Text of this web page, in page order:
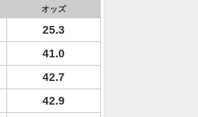
オッズ
25.3
41.0
42.7
42.9